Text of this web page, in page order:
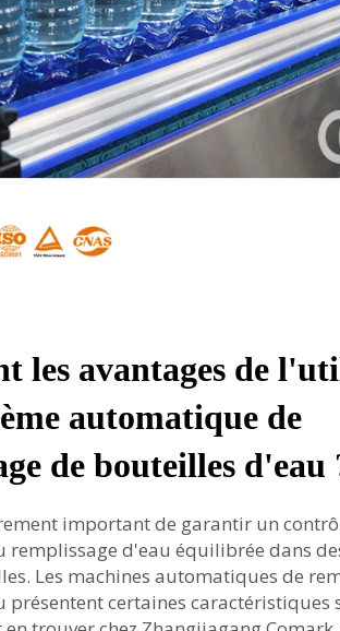
les avantages de
automatique de
de bouteilles d'eau
important de garantir un
remplissage d'eau équilibrée dans
Les machines automatiques de
présentent certaines caractéristiques